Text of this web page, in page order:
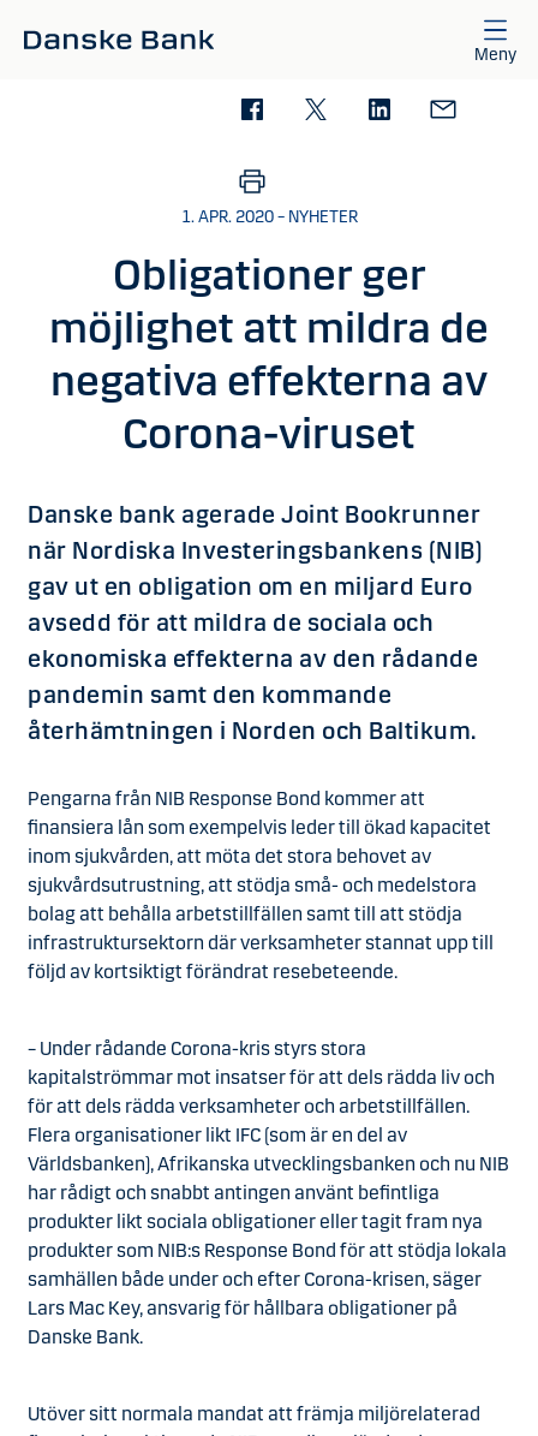
Meny
1. APR. 2020 – NYHETER
Obligationer ger
möjlighet att mildra de
negativa effekterna av
Corona-viruset
Danske bank agerade Joint Bookrunner
när Nordiska Investeringsbankens (NIB)
gav ut en obligation om en miljard Euro
avsedd för att mildra de sociala och
ekonomiska effekterna av den rådande
pandemin samt den kommande
återhämtningen i Norden och Baltikum.
Pengarna från NIB Response Bond kommer att
finansiera lån som exempelvis leder till ökad kapacitet
inom sjukvården, att möta det stora behovet av
sjukvårdsutrustning, att stödja små- och medelstora
bolag att behålla arbetstillfällen samt till att stödja
infrastruktursektorn där verksamheter stannat upp till
följd av kortsiktigt förändrat resebeteende.
– Under rådande Corona-kris styrs stora
kapitalströmmar mot insatser för att dels rädda liv och
för att dels rädda verksamheter och arbetstillfällen.
Flera organisationer likt IFC (som är en del av
Världsbanken), Afrikanska utvecklingsbanken och nu NIB
har rådigt och snabbt antingen använt befintliga
produkter likt sociala obligationer eller tagit fram nya
produkter som NIB:s Response Bond för att stödja lokala
samhällen både under och efter Corona-krisen, säger
Lars Mac Key, ansvarig för hållbara obligationer på
Danske Bank.
Utöver sitt normala mandat att främja miljörelaterad